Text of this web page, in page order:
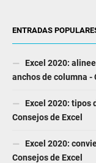
ENTRADAS
Excel 2020:
anchos de columna -
Excel 2020: tipos
Consejos de Excel
Excel 2020:
Consejos de Excel